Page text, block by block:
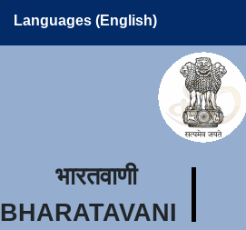
Languages (English)
भारतवाणी
BHARATAVANI